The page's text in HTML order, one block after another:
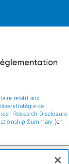
relatif aux
stratégie de
| Research Disclosure
Summary (en